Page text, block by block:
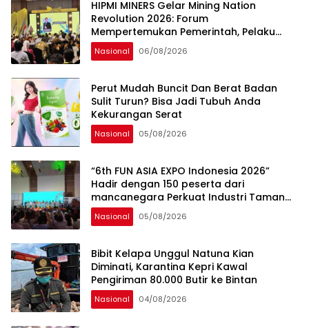
HIPMI MINERS Gelar Mining Nation
Revolution 2026: Forum
Mempertemukan Pemerintah, Pelaku
Industri, Investor, Akademisi, dan
Pengusaha dalam Mendukung
Nasional 06/08/2026
Perut Mudah Buncit Dan Berat Badan
Sulit Turun? Bisa Jadi Tubuh Anda
Kekurangan Serat
Nasional 05/08/2026
“6th FUN ASIA EXPO Indonesia 2026”
Hadir dengan 150 peserta dari
mancanegara Perkuat Industri Taman
Rekreasi dan Ekosistem Pariwisata di
Tanah Air
Nasional 05/08/2026
Bibit Kelapa Unggul Natuna Kian
Diminati, Karantina Kepri Kawal
Pengiriman 80.000 Butir ke Bintan
Nasional 04/08/2026